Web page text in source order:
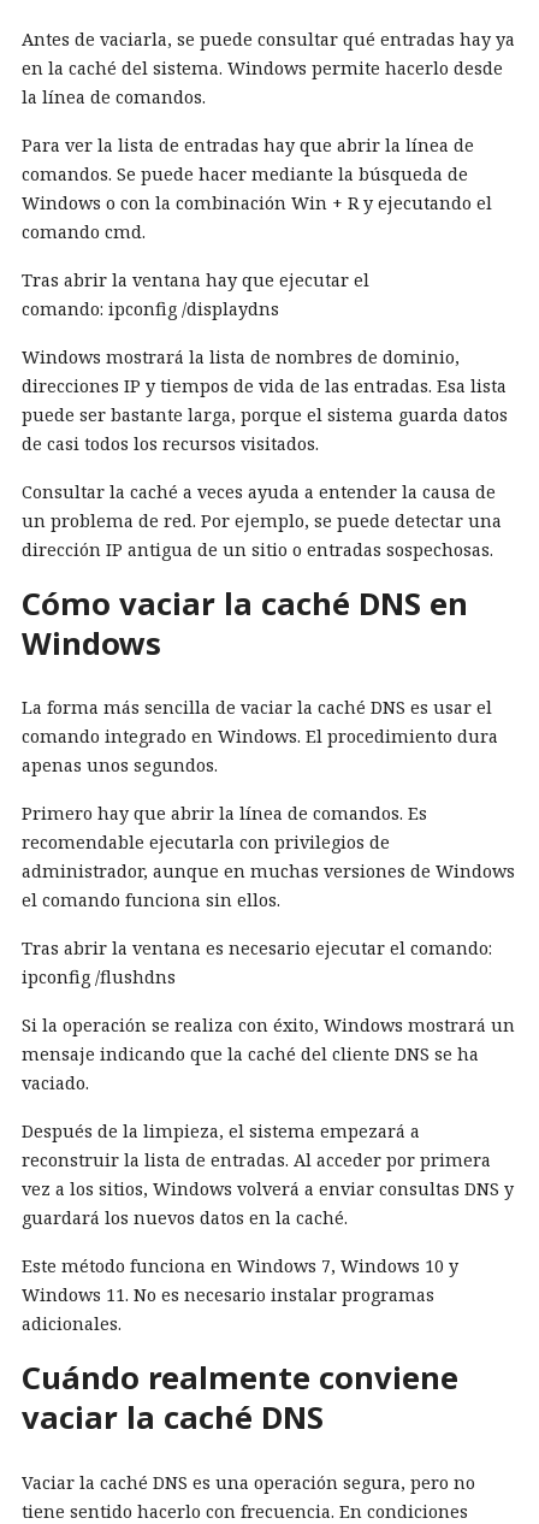
Antes de vaciarla, se puede consultar qué entradas hay ya
en la caché del sistema. Windows permite hacerlo desde
la línea de comandos.
Para ver la lista de entradas hay que abrir la línea de
comandos. Se puede hacer mediante la búsqueda de
Windows o con la combinación Win + R y ejecutando el
comando cmd.
Tras abrir la ventana hay que ejecutar el
comando: ipconfig /displaydns
Windows mostrará la lista de nombres de dominio,
direcciones IP y tiempos de vida de las entradas. Esa lista
puede ser bastante larga, porque el sistema guarda datos
de casi todos los recursos visitados.
Consultar la caché a veces ayuda a entender la causa de
un problema de red. Por ejemplo, se puede detectar una
dirección IP antigua de un sitio o entradas sospechosas.
Cómo vaciar la caché DNS en
Windows
La forma más sencilla de vaciar la caché DNS es usar el
comando integrado en Windows. El procedimiento dura
apenas unos segundos.
Primero hay que abrir la línea de comandos. Es
recomendable ejecutarla con privilegios de
administrador, aunque en muchas versiones de Windows
el comando funciona sin ellos.
Tras abrir la ventana es necesario ejecutar el comando:
ipconfig /flushdns
Si la operación se realiza con éxito, Windows mostrará un
mensaje indicando que la caché del cliente DNS se ha
vaciado.
Después de la limpieza, el sistema empezará a
reconstruir la lista de entradas. Al acceder por primera
vez a los sitios, Windows volverá a enviar consultas DNS y
guardará los nuevos datos en la caché.
Este método funciona en Windows 7, Windows 10 y
Windows 11. No es necesario instalar programas
adicionales.
Cuándo realmente conviene
vaciar la caché DNS
Vaciar la caché DNS es una operación segura, pero no
tiene sentido hacerlo con frecuencia. En condiciones